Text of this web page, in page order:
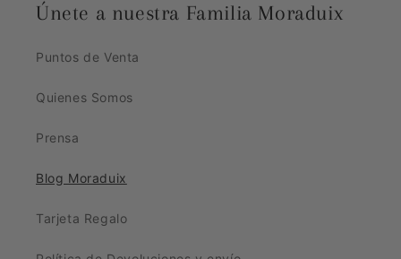
Únete a nuestra Familia Moraduix
Puntos de Venta
Quienes Somos
Prensa
Blog Moraduix
Tarjeta Regalo